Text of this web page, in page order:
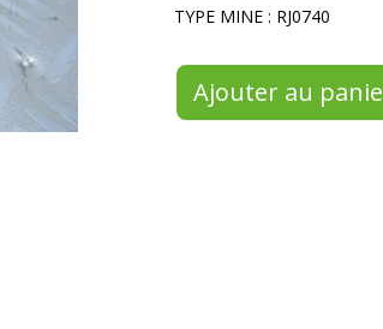
TYPE MINE : RJ0740
Ajouter au